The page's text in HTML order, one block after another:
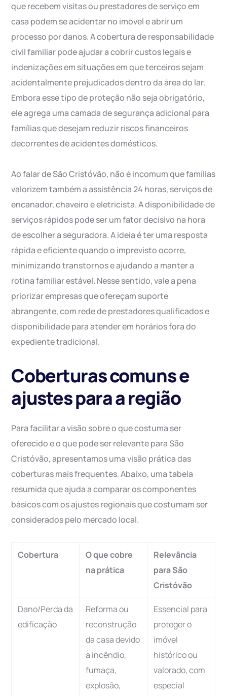
que recebem visitas ou prestadores de serviço em
casa podem se acidentar no imóvel e abrir um
processo por danos. A cobertura de responsabilidade
civil familiar pode ajudar a cobrir custos legais e
indenizações em situações em que terceiros sejam
acidentalmente prejudicados dentro da área do lar.
Embora esse tipo de proteção não seja obrigatório,
ele agrega uma camada de segurança adicional para
famílias que desejam reduzir riscos financeiros
decorrentes de acidentes domésticos.
Ao falar de São Cristóvão, não é incomum que famílias
valorizem também a assistência 24 horas, serviços de
encanador, chaveiro e eletricista. A disponibilidade de
serviços rápidos pode ser um fator decisivo na hora
de escolher a seguradora. A ideia é ter uma resposta
rápida e eficiente quando o imprevisto ocorre,
minimizando transtornos e ajudando a manter a
rotina familiar estável. Nesse sentido, vale a pena
priorizar empresas que ofereçam suporte
abrangente, com rede de prestadores qualificados e
disponibilidade para atender em horários fora do
expediente tradicional.
Coberturas comuns e
ajustes para a região
Para facilitar a visão sobre o que costuma ser
oferecido e o que pode ser relevante para São
Cristóvão, apresentamos uma visão prática das
coberturas mais frequentes. Abaixo, uma tabela
resumida que ajuda a comparar os componentes
básicos com os ajustes regionais que costumam ser
considerados pelo mercado local.
Cobertura
O que cobre
na prática
Relevância
para São
Cristóvão
Dano/Perda da
edificação
Reforma ou
reconstrução
da casa devido
a incêndio,
fumaça,
explosão,
Essencial para
proteger o
imóvel
histórico ou
valorado, com
especial